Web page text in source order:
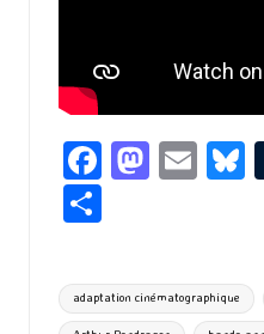
Fa
o
o
M
d
o
E
l
ta
g
Tags:
adaptation cinématographique